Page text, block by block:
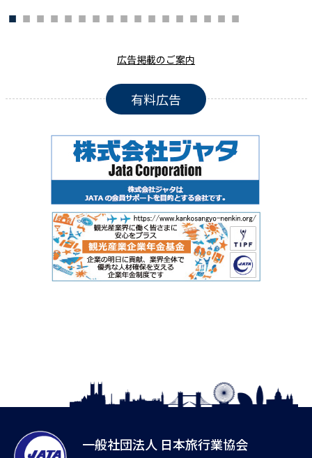
広告掲載のご案内
有料広告
一般社団法人 日本旅行業協会